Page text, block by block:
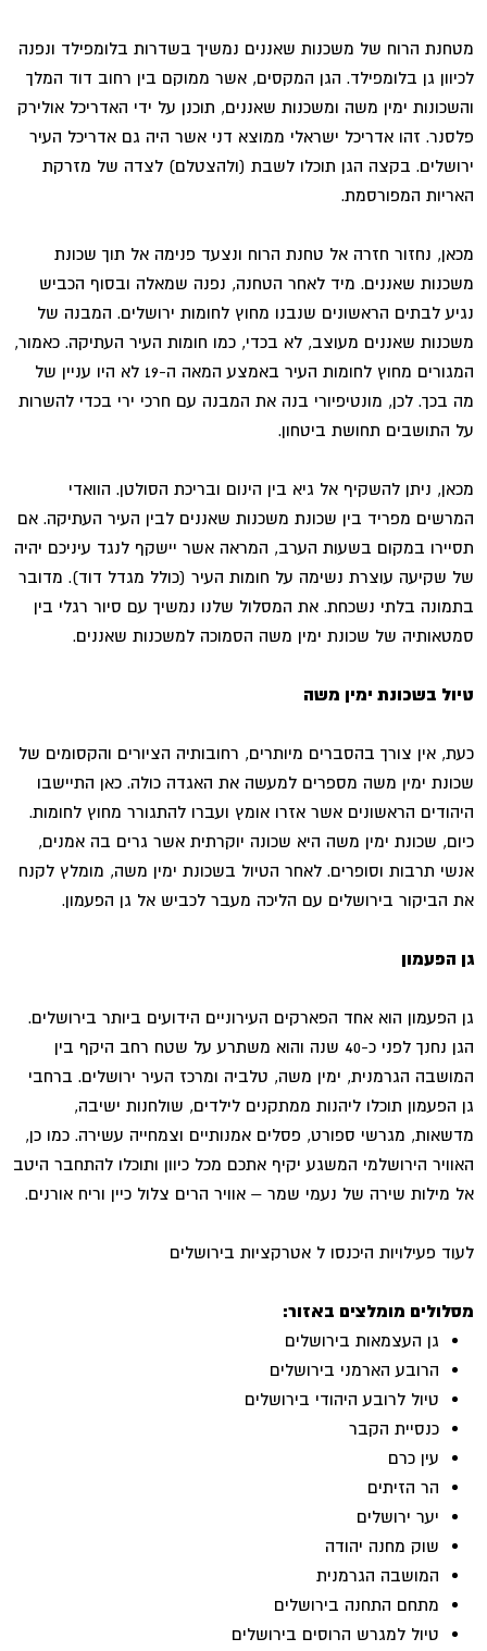
מטחנת הרוח של משכנות שאננים נמשיך בשדרות בלומפילד ונפנה
לכיוון גן בלומפילד. הגן המקסים, אשר ממוקם בין רחוב דוד המלך
והשכונות ימין משה ומשכנות שאננים, תוכנן על ידי האדריכל אולירק
פלסנר. זהו אדריכל ישראלי ממוצא דני אשר היה גם אדריכל העיר
ירושלים. בקצה הגן תוכלו לשבת (ולהצטלם) לצדה של מזרקת
האריות המפורסמת.
מכאן, נחזור חזרה אל טחנת הרוח ונצעד פנימה אל תוך שכונת
משכנות שאננים. מיד לאחר הטחנה, נפנה שמאלה ובסוף הכביש
נגיע לבתים הראשונים שנבנו מחוץ לחומות ירושלים. המבנה של
משכנות שאננים מעוצב, לא בכדי, כמו חומות העיר העתיקה. כאמור,
המגורים מחוץ לחומות העיר באמצע המאה ה-19 לא היו עניין של
מה בכך. לכן, מונטיפיורי בנה את המבנה עם חרכי ירי בכדי להשרות
על התושבים תחושת ביטחון.
מכאן, ניתן להשקיף אל גיא בין הינום ובריכת הסולטן. הוואדי
המרשים מפריד בין שכונת משכנות שאננים לבין העיר העתיקה. אם
תסיירו במקום בשעות הערב, המראה אשר יישקף לנגד עיניכם יהיה
של שקיעה עוצרת נשימה על חומות העיר (כולל מגדל דוד). מדובר
בתמונה בלתי נשכחת. את המסלול שלנו נמשיך עם סיור רגלי בין
סמטאותיה של שכונת ימין משה הסמוכה למשכנות שאננים.
טיול בשכונת ימין משה
כעת, אין צורך בהסברים מיותרים, רחובותיה הציורים והקסומים של
שכונת ימין משה מספרים למעשה את האגדה כולה. כאן התיישבו
היהודים הראשונים אשר אזרו אומץ ועברו להתגורר מחוץ לחומות.
כיום, שכונת ימין משה היא שכונה יוקרתית אשר גרים בה אמנים,
אנשי תרבות וסופרים. לאחר הטיול בשכונת ימין משה, מומלץ לקנח
את הביקור בירושלים עם הליכה מעבר לכביש אל גן הפעמון.
גן הפעמון
גן הפעמון הוא אחד הפארקים העירוניים הידועים ביותר בירושלים.
הגן נחנך לפני כ-40 שנה והוא משתרע על שטח רחב היקף בין
המושבה הגרמנית, ימין משה, טלביה ומרכז העיר ירושלים. ברחבי
גן הפעמון תוכלו ליהנות ממתקנים לילדים, שולחנות ישיבה,
מדשאות, מגרשי ספורט, פסלים אמנותיים וצמחייה עשירה. כמו כן,
האוויר הירושלמי המשגע יקיף אתכם מכל כיוון ותוכלו להתחבר היטב
אל מילות שירה של נעמי שמר – אוויר הרים צלול כיין וריח אורנים.
לעוד פעילויות היכנסו ל אטרקציות בירושלים
מסלולים מומלצים באזור:
גן העצמאות בירושלים
הרובע הארמני בירושלים
טיול לרובע היהודי בירושלים
כנסיית הקבר
עין כרם
הר הזיתים
יער ירושלים
שוק מחנה יהודה
המושבה הגרמנית
מתחם התחנה בירושלים
טיול למגרש הרוסים בירושלים